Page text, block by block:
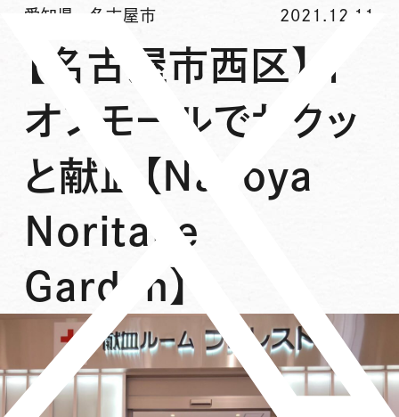
愛知県 名古屋市 2021.12.11
【名古屋市西区】イ
オンモールでサクッ
と献血【Nagoya
Noritake
Garden】